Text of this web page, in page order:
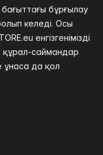
бұрғылау
келеді. Осы
енгізгенімізді
құрал-саймандар
ұнаса да қол